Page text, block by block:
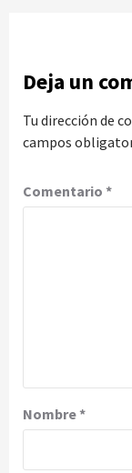
Deja un
Tu dirección de
campos
Comentario *
Nombre*